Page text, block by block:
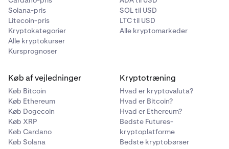
Solana-pris
Litecoin-pris
Kryptokategorier
Alle kryptokurser
Kursprognoser
SOL til USD
LTC til USD
Alle kryptomarkeder
Køb af vejledninger
Køb Bitcoin
Køb Ethereum
Køb Dogecoin
Køb XRP
Køb Cardano
Køb Solana
Kryptotræning
Hvad er kryptovaluta?
Hvad er Bitcoin?
Hvad er Ethereum?
Bedste Futures-
kryptoplatforme
Bedste kryptobørser